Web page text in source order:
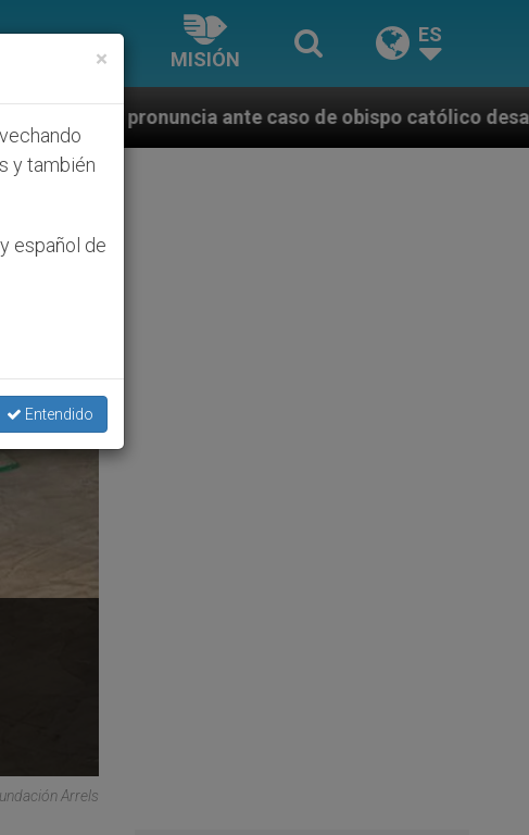
MISIÓN
ES
ante caso de obispo católico desaparecido por la
Arrels
×
y también
español de
Entendido